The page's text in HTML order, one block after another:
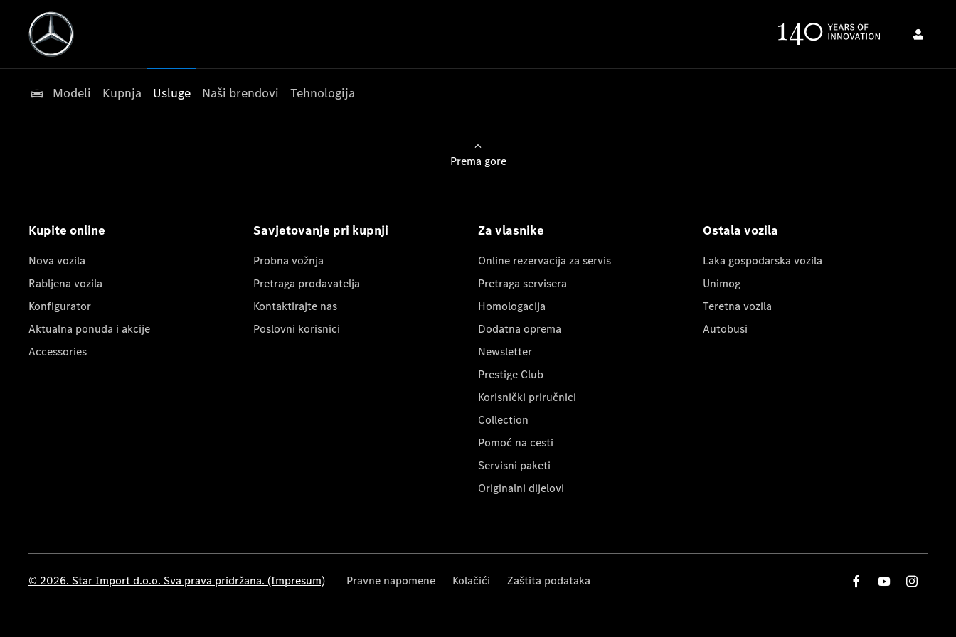
Modeli Kupnja Usluge Naši brendovi Tehnologija
Prema gore
Kupite online
Nova vozila
Rabljena vozila
Konfigurator
Aktualna ponuda i akcije
Accessories
Savjetovanje pri kupnji
Probna vožnja
Pretraga prodavatelja
Kontaktirajte nas
Poslovni korisnici
Za vlasnike
Online rezervacija za servis
Pretraga servisera
Homologacija
Dodatna oprema
Newsletter
Prestige Club
Korisnički priručnici
Collection
Pomoć na cesti
Servisni paketi
Originalni dijelovi
Ostala vozila
Laka gospodarska vozila
Unimog
Teretna vozila
Autobusi
© 2026. Star Import d.o.o. Sva prava pridržana. (Impresum) Pravne napomene Kolačići Zaštita podataka